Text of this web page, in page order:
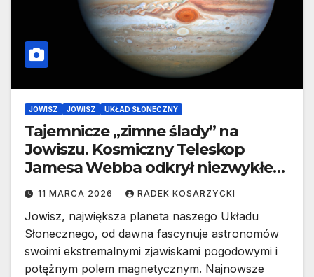
JOWISZ JOWISZ UKŁAD SŁONECZNY
Tajemnicze „zimne ślady” na
Jowiszu. Kosmiczny Teleskop
Jamesa Webba odkrył niezwykłe
zjawisko w zorzach gazowego
olbrzyma
11 MARCA 2026 RADEK KOSARZYCKI
Jowisz, największa planeta naszego Układu
Słonecznego, od dawna fascynuje astronomów
swoimi ekstremalnymi zjawiskami pogodowymi i
potężnym polem magnetycznym. Najnowsze